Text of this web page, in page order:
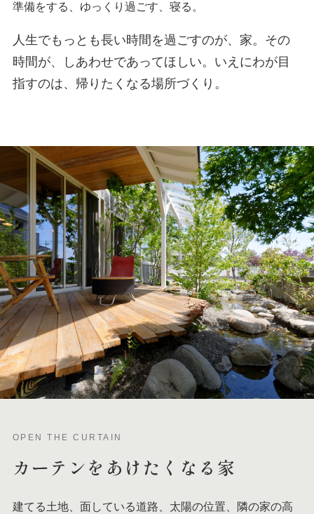
準備をする、ゆっくり過ごす、寝る。
人生でもっとも長い時間を過ごすのが、家。その
時間が、しあわせであってほしい。いえにわが目
指すのは、帰りたくなる場所づくり。
OPEN THE CURTAIN
カーテンを あけたくなる家
建てる土地、面している道路、太陽の位置、隣の家の高